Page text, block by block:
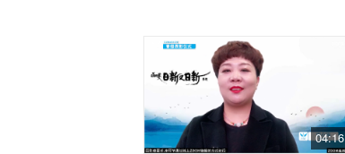
04:16